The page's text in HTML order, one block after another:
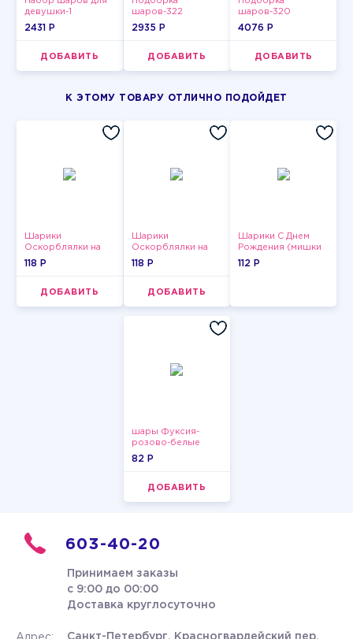
девушки-1
2431 P
ДОБАВИТЬ
шаров-322
2935 P
ДОБАВИТЬ
шаров-320
4076 P
ДОБАВИТЬ
К ЭТОМУ ТОВАРУ ОТЛИЧНО ПОДОЙДЕТ
Шарики
Оскорблялки на
день рождения для
118 P
ДОБАВИТЬ
Шарики
Оскорблялки на
день рождения для
118 P
ДОБАВИТЬ
Шарики С Днем
Рождения (мишки
и тортики)
112 P
шары Фуксия-
розово-белые
пастельные
82 P
ДОБАВИТЬ
603-40-20
Принимаем заказы
с 9:00 до 00:00
Доставка круглосуточно
Санкт-Петербург, Красногвардейский пер.